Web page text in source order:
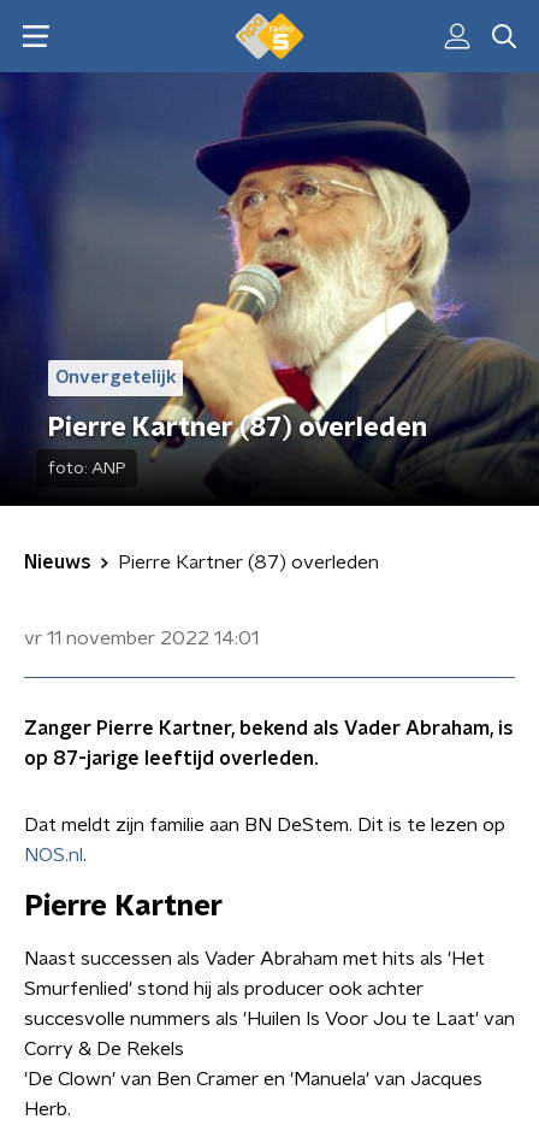
Onvergetelijk
Pierre Kartner (87) overleden
foto: ANP
Nieuws Pierre Kartner (87) overleden
vr 11 november 2022 14:01
Zanger Pierre Kartner, bekend als Vader Abraham, is
op 87-jarige leeftijd overleden.
Dat meldt zijn familie aan BN DeStem. Dit is te lezen op
NOS.nl .
Pierre Kartner
Naast successen als Vader Abraham met hits als 'Het
Smurfenlied' stond hij als producer ook achter
succesvolle nummers als 'Huilen Is Voor Jou te Laat' van
Corry & De Rekels
'De Clown' van Ben Cramer en 'Manuela' van Jacques
Herb.